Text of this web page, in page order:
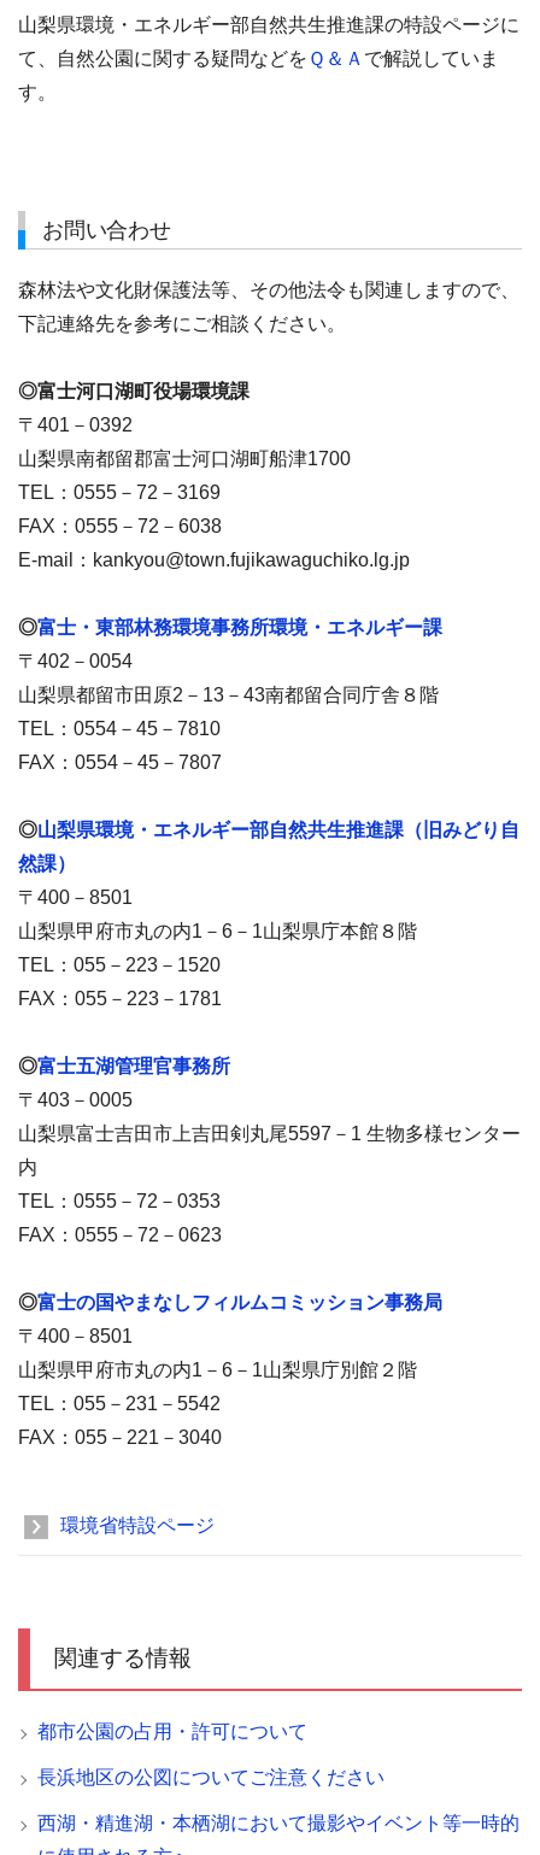
山梨県環境・エネルギー部自然共生推進課の特設ページに
て、自然公園に関する疑問などを Ｑ＆Ａ で解説していま
す。
お問い合わせ
森林法や文化財保護法等、その他法令も関連しますので、
下記連絡先を参考にご相談ください。
◎富士河口湖町役場環境課
〒401－0392
山梨県南都留郡富士河口湖町船津1700
TEL：0555－72－3169
FAX：0555－72－6038
E-mail：kankyou@town.fujikawaguchiko.lg.jp
◎富士・東部林務環境事務所環境・エネルギー課
〒402－0054
山梨県都留市田原2－13－43南都留合同庁舎８階
TEL：0554－45－7810
FAX：0554－45－7807
◎山梨県環境・エネルギー部自然共生推進課（旧みどり自
然課）
〒400－8501
山梨県甲府市丸の内1－6－1山梨県庁本館８階
TEL：055－223－1520
FAX：055－223－1781
◎富士五湖管理官事務所
〒403－0005
山梨県富士吉田市上吉田剣丸尾5597－1 生物多様センター
内
TEL：0555－72－0353
FAX：0555－72－0623
◎富士の国やまなしフィルムコミッション事務局
〒400－8501
山梨県甲府市丸の内1－6－1山梨県庁別館２階
TEL：055－231－5542
FAX：055－221－3040
環境省特設ページ
関連する情報
都市公園の占用・許可について
長浜地区の公図についてご注意ください
西湖・精進湖・本栖湖において撮影やイベント等一時的